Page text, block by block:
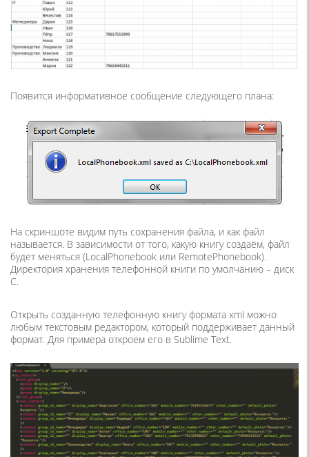
Появится информативное сообщение следующего плана:
На скриншоте видим путь сохранения файла, и как файл
называется. В зависимости от того, какую книгу создаём, файл
будет меняться (LocalPhonebook или RemotePhonebook).
Директория хранения телефонной книги по умолчанию – диск
C.
Открыть созданную телефонную книгу формата xml можно
любым текстовым редактором, который поддерживает данный
формат. Для примера откроем его в Sublime Text.